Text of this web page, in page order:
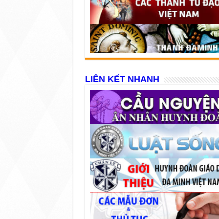
LIÊN KẾT NHANH